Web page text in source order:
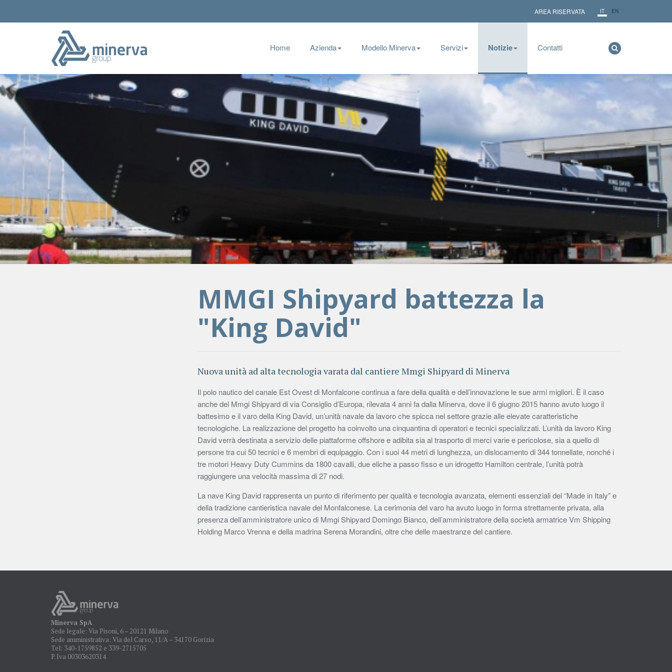
IT EN
AREA RISERVATA
Home Azienda Modello Minerva Servizi Notizie Contatti
MMGI Shipyard battezza la
"King David"
Nuova unità ad alta tecnologia varata dal cantiere Mmgi Shipyard di Minerva
Il polo nautico del canale Est Ovest di Monfalcone continua a fare della qualità e dell’innovazione le sue armi migliori. È il caso
anche del Mmgi Shipyard di via Consiglio d’Europa, rilevata 4 anni fa dalla Minerva, dove il 6 giugno 2015 hanno avuto luogo il
battesimo e il varo della King David, un’unità navale da lavoro che spicca nel settore grazie alle elevate caratteristiche
tecnologiche. La realizzazione del progetto ha coinvolto una cinquantina di operatori e tecnici specializzati. L’unità da lavoro King
David verrà destinata a servizio delle piattaforme offshore e adibita sia al trasporto di merci varie e pericolose, sia a quello di
persone tra cui 50 tecnici e 6 membri di equipaggio. Con i suoi 44 metri di lunghezza, un dislocamento di 344 tonnellate, nonché i
tre motori Heavy Duty Cummins da 1800 cavalli, due eliche a passo fisso e un idrogetto Hamilton centrale, l’unità potrà
raggiungere una velocità massima di 27 nodi.
La nave King David rappresenta un punto di riferimento per qualità e tecnologia avanzata, elementi essenziali del “Made in Italy” e
della tradizione cantieristica navale del Monfalconese. La cerimonia del varo ha avuto luogo in forma strettamente privata, alla
presenza dell’amministratore unico di Mmgi Shipyard Domingo Bianco, dell’amministratore della società armatrice Vm Shipping
Holding Marco Vrenna e della madrina Serena Morandini, oltre che delle maestranze del cantiere.
Minerva SpA
Sede legale: Via Pisoni, 6 – 20121 Milano
Sede amministrativa: Via del Carso, 11/A – 34170 Gorizia
Tel: 340-1759852 e 339-2715705
P. Iva 00303620314